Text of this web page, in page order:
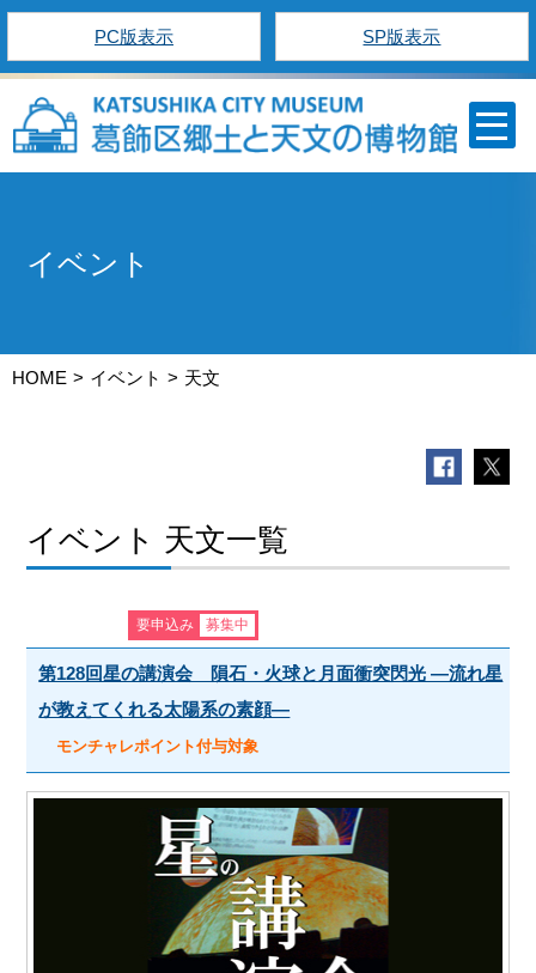
PC版表示 SP版表示
イベント
HOME イベント 天文
イベント 天文一覧
第128回星の講演会 隕石・火球と月面衝突閃光 ―流れ星
が教えてくれる太陽系の素顔―
モンチャレポイント付与対象
要申込み 募集中